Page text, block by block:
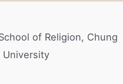
of Religion, Chung
University